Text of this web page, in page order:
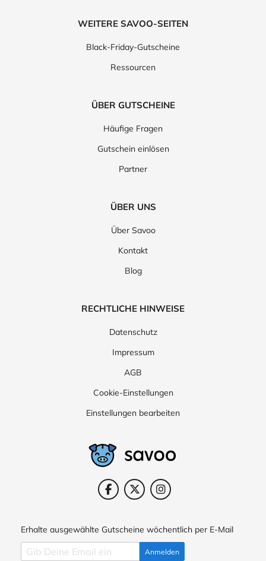
WEITERE SAVOO-SEITEN
Black-Friday-Gutscheine
Ressourcen
ÜBER GUTSCHEINE
Häufige Fragen
Gutschein einlösen
Partner
ÜBER UNS
Über Savoo
Kontakt
Blog
RECHTLICHE HINWEISE
Datenschutz
Impressum
AGB
Cookie-Einstellungen
Einstellungen bearbeiten
Erhalte ausgewählte Gutscheine wöchentlich per E-Mail
Anmelden